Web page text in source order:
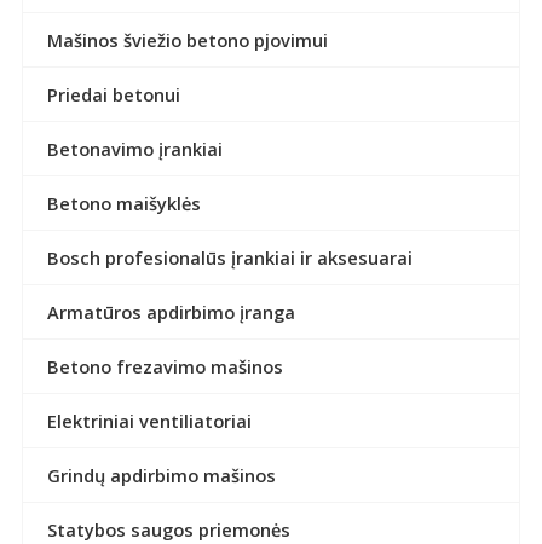
Mašinos šviežio betono pjovimui
Priedai betonui
Betonavimo įrankiai
Betono maišyklės
Bosch profesionalūs įrankiai ir aksesuarai
Armatūros apdirbimo įranga
Betono frezavimo mašinos
Elektriniai ventiliatoriai
Grindų apdirbimo mašinos
Statybos saugos priemonės